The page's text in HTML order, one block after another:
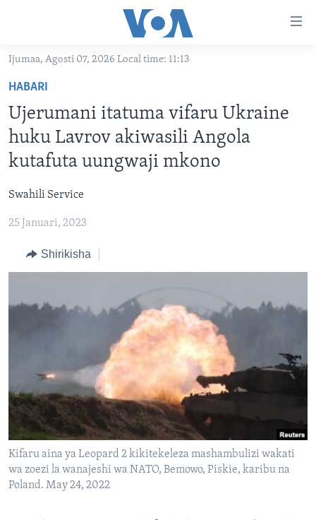
Nenda
kuu
Nenda
katika
urambazaji
Nenda
tafuta
TANZANIA
JAMHURI YA KIDEMOKRASIA YA KONGO
BURUNDI
AFRIKA
DUNIA
DUNIANI LEO
MAISHA NA AFYA
MATANGAZO YETU
ALFAJIRI 0300 UTC
KWA UNDANI 1800 UTC
JARIDA LA WIKIENDI
MAHOJIANO MAALUM: HABARI POTOFU
Ijumaa, Agosti 07, 2026 Local time: 11:13
HABARI
Ujerumani itatuma vifaru Ukraine
huku Lavrov akiwasili Angola
kutafuta uungwaji mkono
Swahili Service
25 Januari, 2023
Shirikisha
Kifaru aina ya Leopard 2 kikitekeleza mashambulizi wakati
wa zoezi la wanajeshi wa NATO, Bemowo, Piskie, karibu na
Poland. May 24, 2022